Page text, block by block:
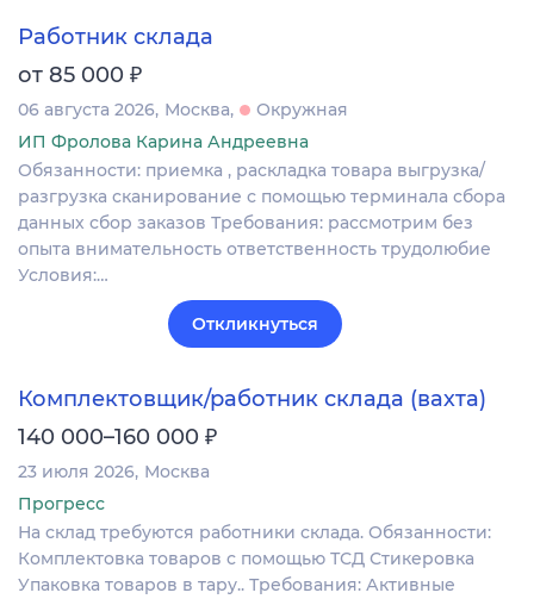
Работник склада
от 85 000 ₽
06 августа 2026 Москва
Окружная
ИП Фролова Карина Андреевна
Обязанности: приемка , раскладка товара выгрузка/
разгрузка сканирование с помощью терминала сбора
данных сбор заказов Требования: рассмотрим без
опыта внимательность ответственность трудолюбие
Условия:…
Откликнуться
Комплектовщик/работник склада (вахта)
140 000–160 000 ₽
23 июля 2026 Москва
Прогресс
На склад требуются работники склада. Обязанности:
Комплектовка товаров с помощью ТСД Стикеровка
Упаковка товаров в тару.. Требования: Активные